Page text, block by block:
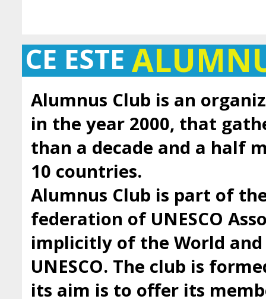
CE ESTE
Alumnus Club is an
in the year 2000, that
than a decade and a half
10 countries.
Alumnus Club is part of
federation of UNESCO
implicitly of the World
UNESCO. The club is
its aim is to offer its